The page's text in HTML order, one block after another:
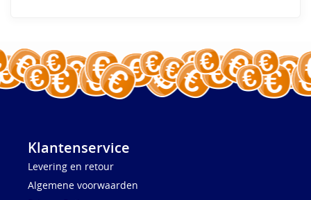
Klantenservice
Levering en retour
Algemene voorwaarden